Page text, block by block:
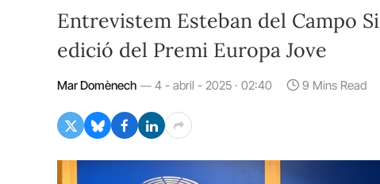
Entrevistem Esteban del Campo
edició del Premi Europa Jove
Mar Domènech 4 - abril - 2025 · 02:40 9 Mins Read